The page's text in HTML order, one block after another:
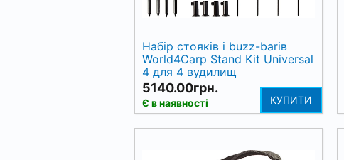
Набір стояків і buzz-barів
World4Carp Stand Kit Universal
4 для 4 вудилищ
5140.00грн.
Є в наявності КУПИТИ